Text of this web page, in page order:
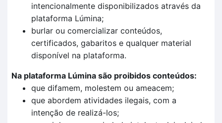
intencionalmente disponibilizados através da
plataforma Lúmina;
burlar ou comercializar conteúdos,
certificados, gabaritos e qualquer material
disponível na plataforma.
Na plataforma Lúmina são proibidos conteúdos:
que difamem, molestem ou ameacem;
que abordem atividades ilegais, com a
intenção de realizá-los;